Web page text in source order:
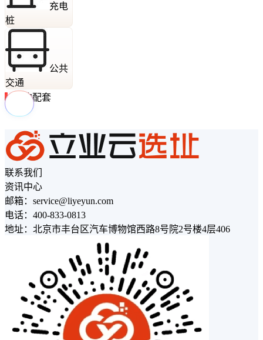
充电
桩
公共
交通
周边配套
联系我们
资讯中心
邮箱：service@liyeyun.com
电话：400-833-0813
地址：北京市丰台区汽车博物馆西路8号院2号楼4层406